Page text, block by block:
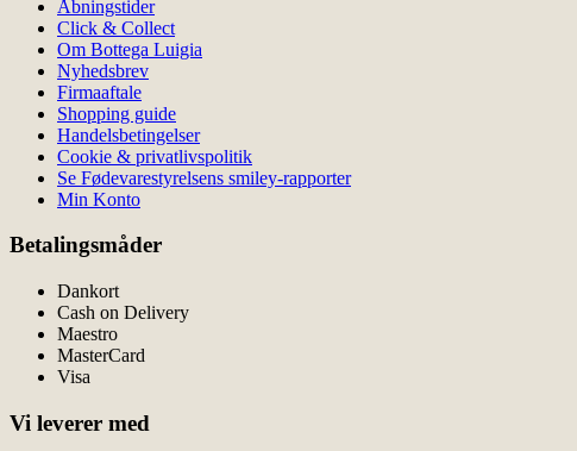
Åbningstider
Click & Collect
Om Bottega Luigia
Nyhedsbrev
Firmaaftale
Shopping guide
Handelsbetingelser
Cookie & privatlivspolitik
Se Fødevarestyrelsens smiley-rapporter
Min Konto
Betalingsmåder
Dankort
Cash on Delivery
Maestro
MasterCard
Visa
Vi leverer med